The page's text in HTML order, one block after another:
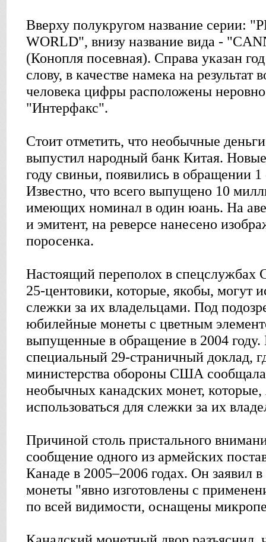
Вверху полукругом название серии:
WORLD", внизу название вида -
(Конопля посевная). Справа указан
слову, в качестве намека на результат
человека цифры расположены
"Интерфакс".
Стоит отметить, что необычные
выпустил народный банк Китая.
году свиньи, появились в обращении 1
Известно, что всего выпущено 10
имеющих номинал в один юань. На
и эмитент, на реверсе нанесено
поросенка.
Настоящий переполох в
25-центовики, которые, якобы, могут
слежки за их владельцами. Под
юбилейные монеты с цветным
выпущенные в обращение в 2004 году.
специальный 29-страничный доклад,
министерства обороны США
необычных канадских монет, которые,
использоваться для слежки за их
Причиной столь пристального
сообщение одного из армейских
Канаде в 2005–2006 годах. Он заявил в
монеты "явно изготовлены с
по всей видимости, оснащены